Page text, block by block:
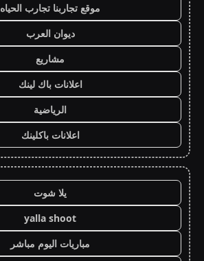
موقع تجاربنا تجارب الحياه
ديوان العرب
مشاريع
اعلانات باك لينك
الرياضية
اعلانات باكلينك
يلا شوت
yalla shoot
مباريات اليوم مباشر